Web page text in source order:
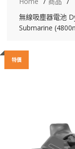
無線吸塵器電池
Submarine
特價